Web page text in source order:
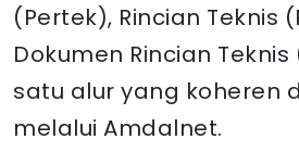
(Pertek), Rincian Teknis
Dokumen Rincian
satu alur yang koheren
melalui Amdalnet.